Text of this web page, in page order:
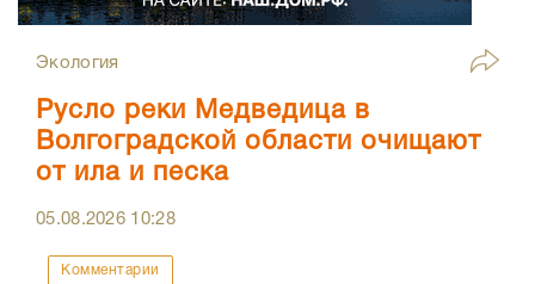
Экология
Русло реки Медведица в
Волгоградской области очищают
от ила и песка
05.08.2026 10:28
Комментарии